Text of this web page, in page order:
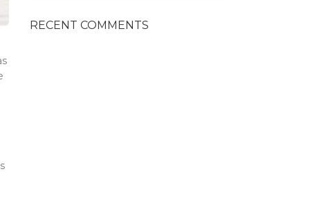
RECENT COMMENTS